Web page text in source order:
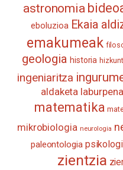
astronomia
eboluzioa Ekaia
emakumeak
geologia historia
ingeniaritza
aldaketa laburpena
matematika
mikrobiologia neurologia
paleontologia
zientzia